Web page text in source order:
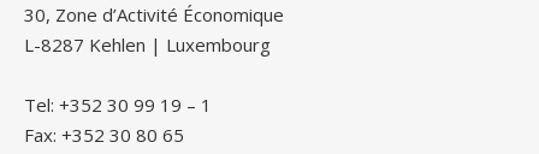
30, Zone d’Activité Économique
L-8287 Kehlen | Luxembourg
Tel: +352 30 99 19 – 1
Fax: +352 30 80 65